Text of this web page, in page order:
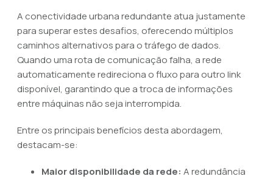
A conectividade urbana redundante atua justamente
para superar estes desafios, oferecendo múltiplos
caminhos alternativos para o tráfego de dados.
Quando uma rota de comunicação falha, a rede
automaticamente redireciona o fluxo para outro link
disponível, garantindo que a troca de informações
entre máquinas não seja interrompida.
Entre os principais benefícios desta abordagem,
destacam-se:
Maior disponibilidade da rede: A redundância